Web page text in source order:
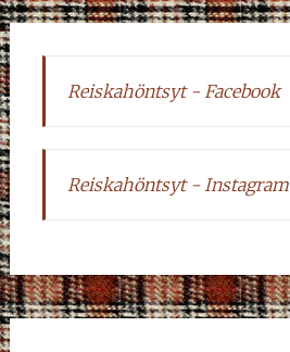
Reiskahöntsyt - Facebook
Reiskahöntsyt - Instagram